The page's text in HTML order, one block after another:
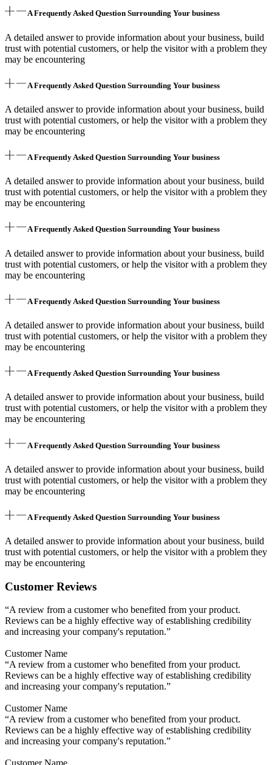
A Frequently Asked Question Surrounding Your business
A detailed answer to provide information about your business, build
trust with potential customers, or help the visitor with a problem they
may be encountering
A Frequently Asked Question Surrounding Your business
A detailed answer to provide information about your business, build
trust with potential customers, or help the visitor with a problem they
may be encountering
A Frequently Asked Question Surrounding Your business
A detailed answer to provide information about your business, build
trust with potential customers, or help the visitor with a problem they
may be encountering
A Frequently Asked Question Surrounding Your business
A detailed answer to provide information about your business, build
trust with potential customers, or help the visitor with a problem they
may be encountering
A Frequently Asked Question Surrounding Your business
A detailed answer to provide information about your business, build
trust with potential customers, or help the visitor with a problem they
may be encountering
A Frequently Asked Question Surrounding Your business
A detailed answer to provide information about your business, build
trust with potential customers, or help the visitor with a problem they
may be encountering
A Frequently Asked Question Surrounding Your business
A detailed answer to provide information about your business, build
trust with potential customers, or help the visitor with a problem they
may be encountering
A Frequently Asked Question Surrounding Your business
A detailed answer to provide information about your business, build
trust with potential customers, or help the visitor with a problem they
may be encountering
Customer Reviews
“A review from a customer who benefited from your product.
Reviews can be a highly effective way of establishing credibility
and increasing your company's reputation.”
Customer Name
“A review from a customer who benefited from your product.
Reviews can be a highly effective way of establishing credibility
and increasing your company's reputation.”
Customer Name
“A review from a customer who benefited from your product.
Reviews can be a highly effective way of establishing credibility
and increasing your company's reputation.”